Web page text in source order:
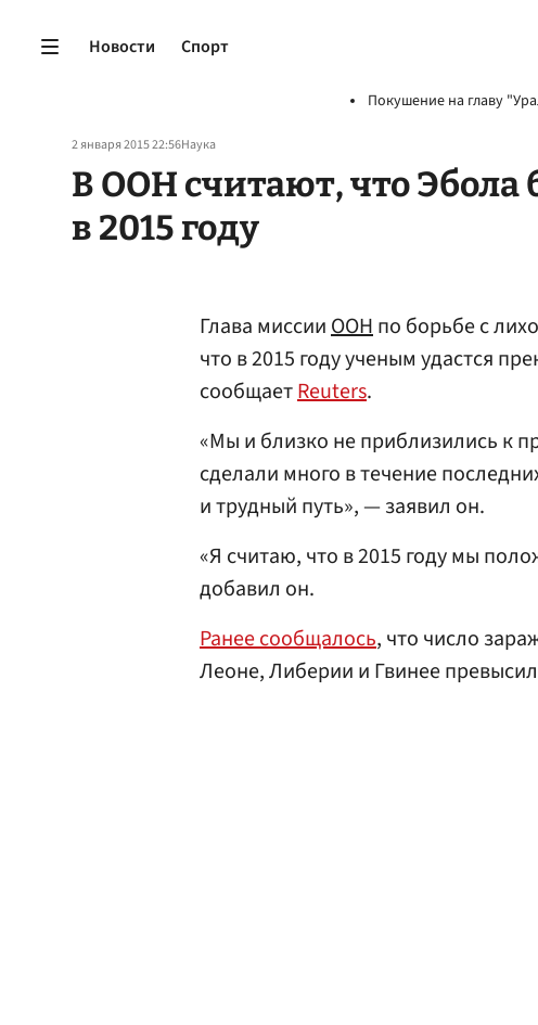
Новости Спорт
Покушение на главу
2 января 2015 22:56Наука
В ООН считают, что Эбола
в 2015 году
Глава миссииООНпо борьбе с
что в 2015 году ученым удастся
сообщаетReuters.
«Мы и близко не приблизились к
сделали много в течение
и трудный путь», — заявил он.
«Я считаю, что в 2015 году мы
добавил он.
Ранее сообщалось, что число
Леоне, Либерии и Гвинее